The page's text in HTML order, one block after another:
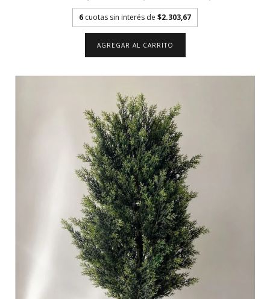
6 cuotas sin interés de $2.303,67
AGREGAR AL CARRITO